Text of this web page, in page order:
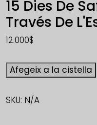
15 Dies De
Través De
12.000$
Afegeix a la cistella
SKU: N/A